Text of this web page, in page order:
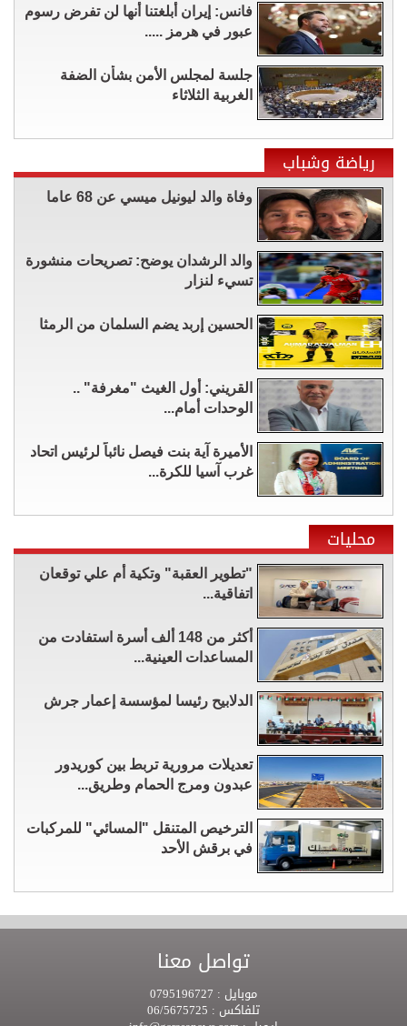
فانس: إيران أبلغتنا أنها لن تفرض رسوم
عبور في هرمز .....
جلسة لمجلس الأمن بشأن الضفة
الغربية الثلاثاء
رياضة وشباب
وفاة والد ليونيل ميسي عن 68 عاما
والد الرشدان يوضح: تصريحات منشورة
تسيء لنزار
الحسين إربد يضم السلمان من الرمثا
القريني: أول الغيث "مغرفة" ..
الوحدات أمام...
الأميرة آية بنت فيصل نائباً لرئيس اتحاد
غرب آسيا للكرة...
محليات
"تطوير العقبة" وتكية أم علي توقعان
اتفاقية...
أكثر من 148 ألف أسرة استفادت من
المساعدات العينية...
الدلابيح رئيسا لمؤسسة إعمار جرش
تعديلات مرورية تربط بين كوريدور
عبدون ومرج الحمام وطريق...
الترخيص المتنقل "المسائي" للمركبات
في برقش الأحد
تواصل معنا
موبايل :
تلفاكس :